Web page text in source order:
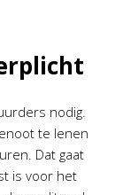
nodig.
te lenen
Dat gaat
is voor het